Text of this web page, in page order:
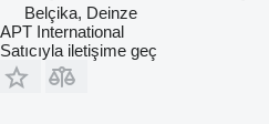
Belçika, Deinze
APT International
Satıcıyla iletişime geç